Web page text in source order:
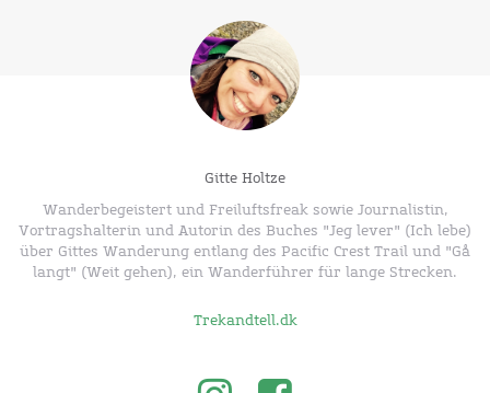
Gitte Holtze
Wanderbegeistert und Freiluftsfreak sowie Journalistin,
Vortragshalterin und Autorin des Buches "Jeg lever" (Ich lebe)
über Gittes Wanderung entlang des Pacific Crest Trail und "Gå
langt" (Weit gehen), ein Wanderführer für lange Strecken.
Trekandtell.dk